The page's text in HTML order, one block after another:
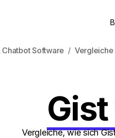
Chatbot Software Vergleiche
Vergleiche, wie sich